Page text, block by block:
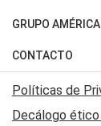
Judiciales
Economia
Motores
Trucos caseros
Series y Películas
Edictos y
Fútbol
Mundial
Automovilismo
Rugby
GRUPO
Canal 7 en Vivo
CONTACTO
Acerca de
Contactanos
Políticas de
Decálogo